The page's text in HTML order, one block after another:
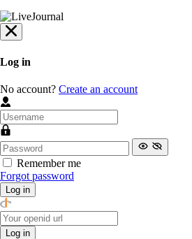
Log in
No account? Create an account
Remember me
Forgot password
Log in
Log in